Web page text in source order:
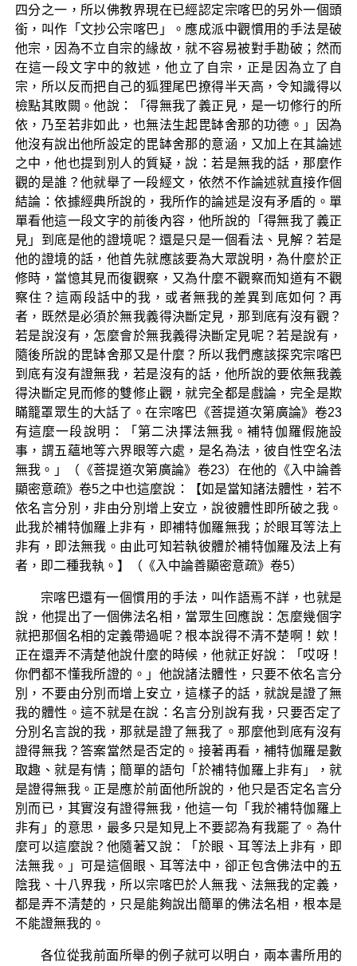
四分之一，所以佛教界現在已經認定宗喀巴的另外一個頭
銜，叫作「文抄公宗喀巴」。應成派中觀慣用的手法是破
他宗，因為不立自宗的緣故，就不容易被對手勘破；然而
在這一段文字中的敘述，他立了自宗，正是因為立了自
宗，所以反而把自己的狐狸尾巴撩得半天高，令知識得以
檢點其敗闕。他說：「得無我了義正見，是一切修行的所
依，乃至若非如此，也無法生起毘缽舍那的功德。」因為
他沒有說出他所設定的毘缽舍那的意涵，又加上在其論述
之中，他也提到別人的質疑，說：若是無我的話，那麼作
觀的是誰？他就舉了一段經文，依然不作論述就直接作個
結論：依據經典所說的，我所作的論述是沒有矛盾的。單
單看他這一段文字的前後內容，他所說的「得無我了義正
見」到底是他的證境呢？還是只是一個看法、見解？若是
他的證境的話，他首先就應該要為大眾說明，為什麼於正
修時，當憶其見而復觀察，又為什麼不觀察而知道有不觀
察住？這兩段話中的我，或者無我的差異到底如何？再
者，既然是必須於無我義得決斷定見，那到底有沒有觀？
若是說沒有，怎麼會於無我義得決斷定見呢？若是說有，
隨後所說的毘缽舍那又是什麼？所以我們應該探究宗喀巴
到底有沒有證無我，若是沒有的話，他所說的要依無我義
得決斷定見而修的雙修止觀，就完全都是戲論，完全是欺
瞞籠罩眾生的大話了。在宗喀巴《菩提道次第廣論》卷23
有這麼一段說明：「第二決擇法無我。補特伽羅假施設
事，謂五蘊地等六界眼等六處，是名為法，彼自性空名法
無我。」（《菩提道次第廣論》卷23）在他的《入中論善
顯密意疏》卷5之中也這麼說：【如是當知諸法體性，若不
依名言分別，非由分別增上安立，說彼體性即所破之我。
此我於補特伽羅上非有，即補特伽羅無我；於眼耳等法上
非有，即法無我。由此可知若執彼體於補特伽羅及法上有
者，即二種我執。】（《入中論善顯密意疏》卷5）
宗喀巴還有一個慣用的手法，叫作語焉不詳，也就是
說，他提出了一個佛法名相，當眾生回應說：怎麼幾個字
就把那個名相的定義帶過呢？根本說得不清不楚啊！欸！
正在還弄不清楚他說什麼的時候，他就正好說：「哎呀！
你們都不懂我所證的。」他說諸法體性，只要不依名言分
別，不要由分別而增上安立，這樣子的話，就說是證了無
我的體性。這不就是在說：名言分別說有我，只要否定了
分別名言說的我，那就是證了無我了。那麼他到底有沒有
證得無我？答案當然是否定的。接著再看，補特伽羅是數
取趣、就是有情；簡單的語句「於補特伽羅上非有」，就
是證得無我。正是應於前面他所說的，他只是否定名言分
別而已，其實沒有證得無我，他這一句「我於補特伽羅上
非有」的意思，最多只是知見上不要認為有我罷了。為什
麼可以這麼說？他隨著又說：「於眼、耳等法上非有，即
法無我。」可是這個眼、耳等法中，卻正包含佛法中的五
陰我、十八界我，所以宗喀巴於人無我、法無我的定義，
都是弄不清楚的，只是能夠說出簡單的佛法名相，根本是
不能證無我的。
各位從我前面所舉的例子就可以明白，兩本書所用的